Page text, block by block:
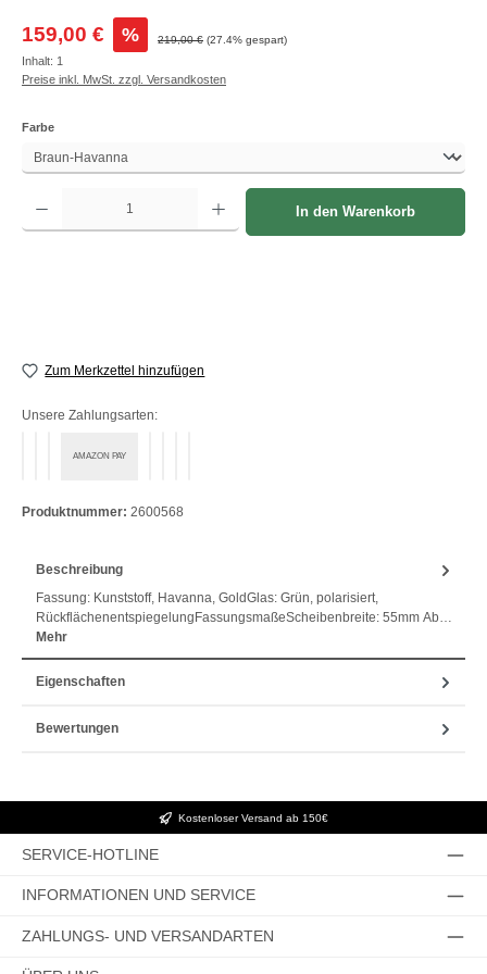
Verkaufspreis:
159,00 € % Regulärer Preis:
219,00 € (27.4% gespart)
Inhalt: 1
Preise inkl. MwSt. zzgl. Versandkosten
Farbeauswählen
Produkt Anzahl: Gib den gewünschten Wert ein oder benutze die Schaltflächen um die
In den Warenkorb
Zum Merkzettel hinzufügen
Unsere Zahlungsarten:
AMAZON PAY
Produktnummer: 2600568
Beschreibung
Fassung: Kunststoff, Havanna, GoldGlas: Grün, polarisiert,
RückflächenentspiegelungFassungsmaßeScheibenbreite: 55mm Ab…
Mehr
Eigenschaften
Bewertungen
Kostenloser Versand ab 150€
SERVICE-HOTLINE
INFORMATIONEN UND SERVICE
ZAHLUNGS- UND VERSANDARTEN